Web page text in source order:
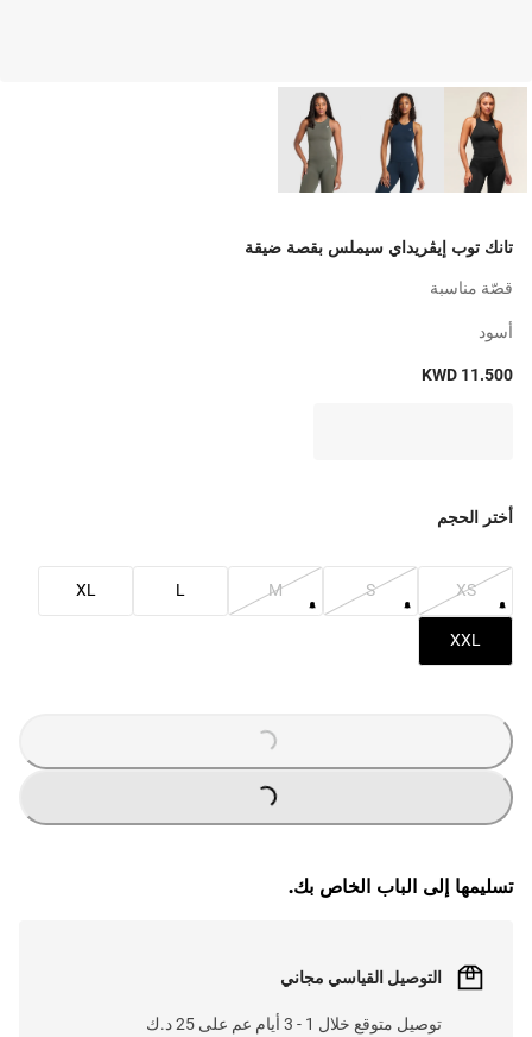
تانك توب إيڤريداي سيملس بقصة ضيقة
قصّة مناسبة
أسود
KWD 11.500
أختر الحجم
XS
S
M
L
XL
XXL
L
O
A
DI
N
G
...
L
O
A
DI
N
G
...
تسليمها إلى الباب الخاص بك.
التوصيل القياسي مجاني
توصيل متوقع خلال 1 - 3 أيام عم على 25 د.ك